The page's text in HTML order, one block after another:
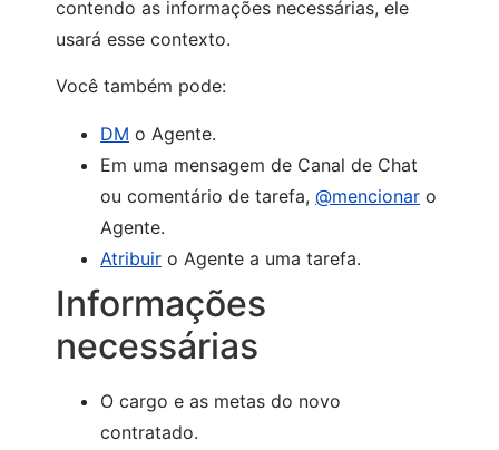
contendo as informações necessárias, ele
usará esse contexto.
Você também pode:
DM o Agente.
Em uma mensagem de Canal de Chat
ou comentário de tarefa, @mencionar o
Agente.
Atribuir o Agente a uma tarefa.
Informações
necessárias
O cargo e as metas do novo
contratado.